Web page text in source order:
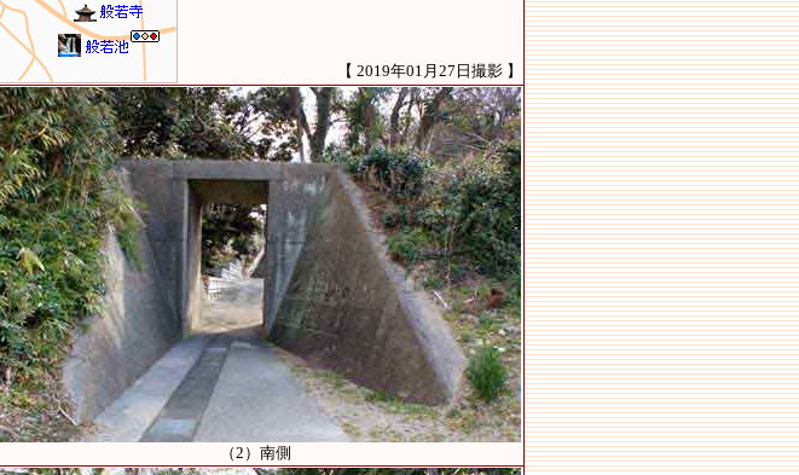
【 2019年01月27日撮影 】
（2）南側